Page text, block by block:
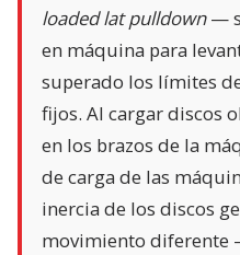
loaded lat pulldown—
en máquina para
superado los límites
fijos. Al cargar discos
en los brazos de la
de carga de las
inercia de los discos
movimiento diferente